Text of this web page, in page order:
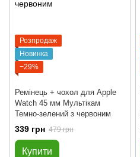
Розпродаж
Новинка
−29%
Ремінець + чохол для Apple
Watch 45 мм Мультікам
Темно-зелений з червоним
339 грн 479 грн
Купити